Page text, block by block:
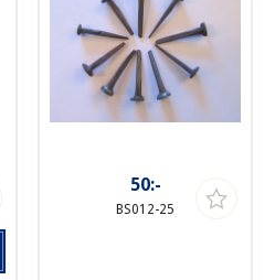
50:-
BS012-25